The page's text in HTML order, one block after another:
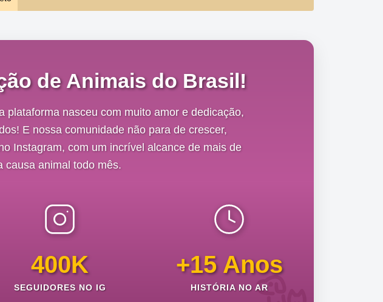
de Animais do Brasil!
plataforma nasceu com muito amor e dedicação,
E nossa comunidade não para de crescer,
Instagram, com um incrível alcance de mais de
animal todo mês.
400K
SEGUIDORES NO IG
+15 Anos
HISTÓRIA NO AR